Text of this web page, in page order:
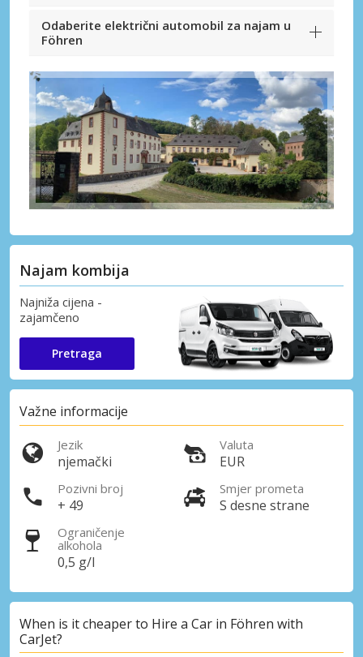
Odaberite električni automobil za najam u
Föhren
Najam kombija
Najniža cijena -
zajamčeno
Pretraga
Važne informacije
Jezik
njemački
Valuta
EUR
Pozivni broj
+ 49
Smjer prometa
S desne strane
Ograničenje
alkohola
0,5 g/l
When is it cheaper to Hire a Car in Föhren with
CarJet?